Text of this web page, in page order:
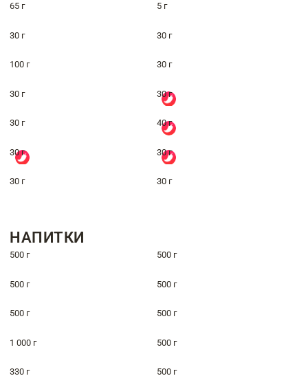
65 г 5 г
30 г 30 г
100 г 30 г
30 г 30 г
30 г 40 г
30 г 30 г
30 г 30 г
НАПИТКИ
500 г 500 г
500 г 500 г
500 г 500 г
1 000 г 500 г
330 г 500 г